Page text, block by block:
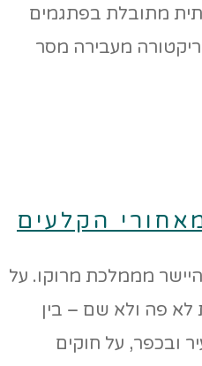
מתובלת בפתגמים
מעבירה מסר
הקלעים
מממלכת מרוקו. על
לא פה ולא שם – בין
ובכפר, על חוקים